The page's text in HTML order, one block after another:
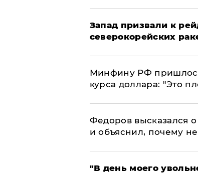
Запад призвали к
северокорейских
Минфину РФ пришлось
курса доллара: "Это
Федоров высказался
и объяснил, почему
​"В день моего